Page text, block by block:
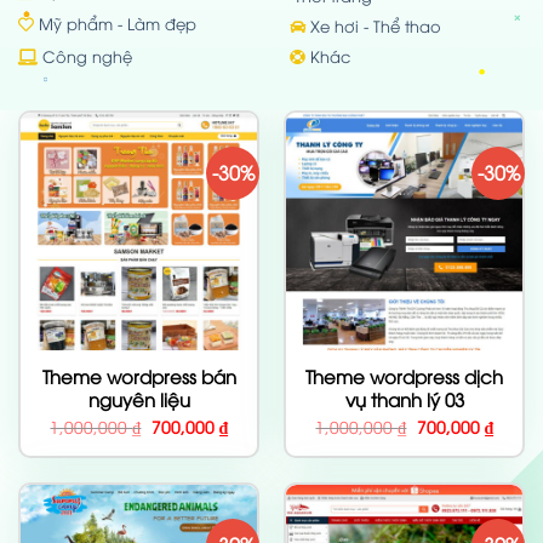
Mỹ phẩm - Làm đẹp
Công nghệ
Xe hơi - Thể thao
Khác
-30%
Theme wordpress bán
nguyên liệu
1,000,000₫ Giá
gốc
là:
700,000 ₫Giá
hiện
tại
700,000 ₫.
-30%
Theme wordpress dịch
vụ thanh lý 03
1,000,000₫ Giá
gốc
là:
700,000 ₫Giá
hiện
tại